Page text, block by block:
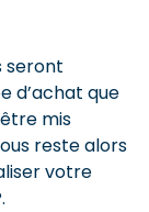
seront
d’achat que
mis
reste alors
votre